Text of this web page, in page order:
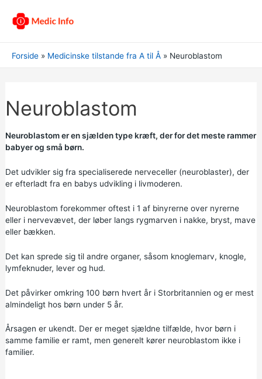
Forside Medicinske tilstande fra A til Å Neuroblastom
Neuroblastom
Neuroblastom er en sjælden type kræft, der for det meste rammer
babyer og små børn.
Det udvikler sig fra specialiserede nerveceller (neuroblaster), der
er efterladt fra en babys udvikling i livmoderen.
Neuroblastom forekommer oftest i 1 af binyrerne over nyrerne
eller i nervevævet, der løber langs rygmarven i nakke, bryst, mave
eller bækken.
Det kan sprede sig til andre organer, såsom knoglemarv, knogle,
lymfeknuder, lever og hud.
Det påvirker omkring 100 børn hvert år i Storbritannien og er mest
almindeligt hos børn under 5 år.
Årsagen er ukendt. Der er meget sjældne tilfælde, hvor børn i
samme familie er ramt, men generelt kører neuroblastom ikke i
familier.